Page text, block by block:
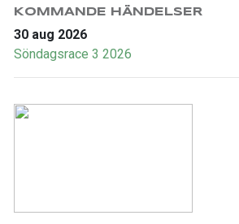
KOMMANDE HÄNDELSER
30 aug 2026
Söndagsrace 3 2026